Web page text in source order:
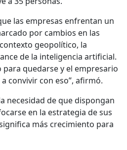
las empresas enfrentan un
por cambios en las
geopolítico, la
de la inteligencia artificial.
para quedarse y el empresario
convivir con eso”, afirmó.
necesidad de que dispongan
en la estrategia de sus
más crecimiento para